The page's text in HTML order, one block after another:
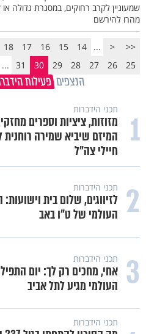
שמעוניין לקרב רחוקים, במסגרת גדולה
מהרו להירשם
<<
<
...
14
15
16
17
18
25
26
27
28
29
30
31
...
הנצפים פעילות
1 תכני הידברות
מזוזות, ציציות וספרים
המיזם שיביא שמירה רוחנית
חיילי צה"ל
2 תכני הידברות
לזיווגים, שלום בית
העולמי של ט"ו באב
3 תכני הידברות
אחי, מחכים רק לך: יום
העולמי מגיע לתל אביב
תכני הידברות